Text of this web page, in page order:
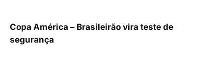
Copa América – Brasileirão vira teste de
segurança